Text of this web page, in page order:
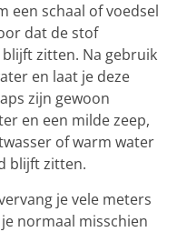
een schaal of voedsel
dat de stof
zitten. Na gebruik
en laat je deze
zijn gewoon
en een milde zeep,
of warm water
blijft zitten.
je vele meters
normaal misschien